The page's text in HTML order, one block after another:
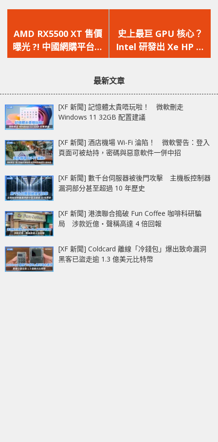
一
篇
文
AMD RX5500 XT 售價
曝光 ?! 中國網購平台預
定價 1,399 人仔起跳
一
篇
文
史上最巨 GPU 核心？
Intel 研發出 Xe HP 高
性能 GPU 核心
最新文章
[XF 新聞] 記憶體太貴唔玩啦！ 微軟刪走
Windows 11 32GB 配置建議
[XF 新聞] 酒店機場 Wi-Fi 淪陷！ 微軟警告：登入
頁面可被劫持，密碼與惡意軟件一併中招
[XF 新聞] 數千台伺服器被後門攻擊 主機板控制器
漏洞部分甚至超過 10 年歷史
[XF 新聞] 港澳聯合搗破 Fun Coffee 咖啡科研騙
局 涉款近億‧聲稱高達 4 倍回報
[XF 新聞] Coldcard 離線「冷錢包」爆出致命漏洞
黑客已盜走逾 1.3 億美元比特幣